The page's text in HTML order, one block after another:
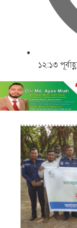
১২:১৩ পূর্বাহ্ণ